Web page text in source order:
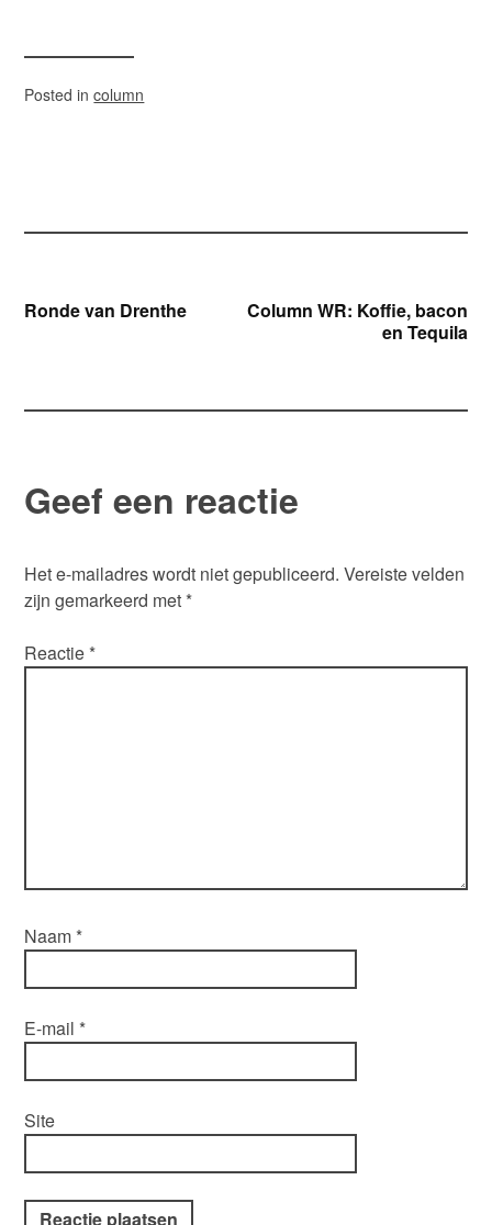
Posted incolumn
Bericht
Ronde van Drenthe
Column WR: Koffie, bacon
en Tequila
Geef een reactie
Het e-mailadres wordt niet gepubliceerd. Vereiste velden
zijn gemarkeerd met *
Reactie *
Naam *
E-mail *
Site